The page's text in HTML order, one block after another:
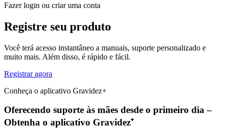
Fazer login ou criar uma conta
Registre seu produto
Você terá acesso instantâneo a manuais, suporte personalizado e
muito mais. Além disso, é rápido e fácil.
Registrar agora
Conheça o aplicativo Gravidez+
Oferecendo suporte às mães desde o primeiro dia –
Obtenha o aplicativo Gravidez⁺